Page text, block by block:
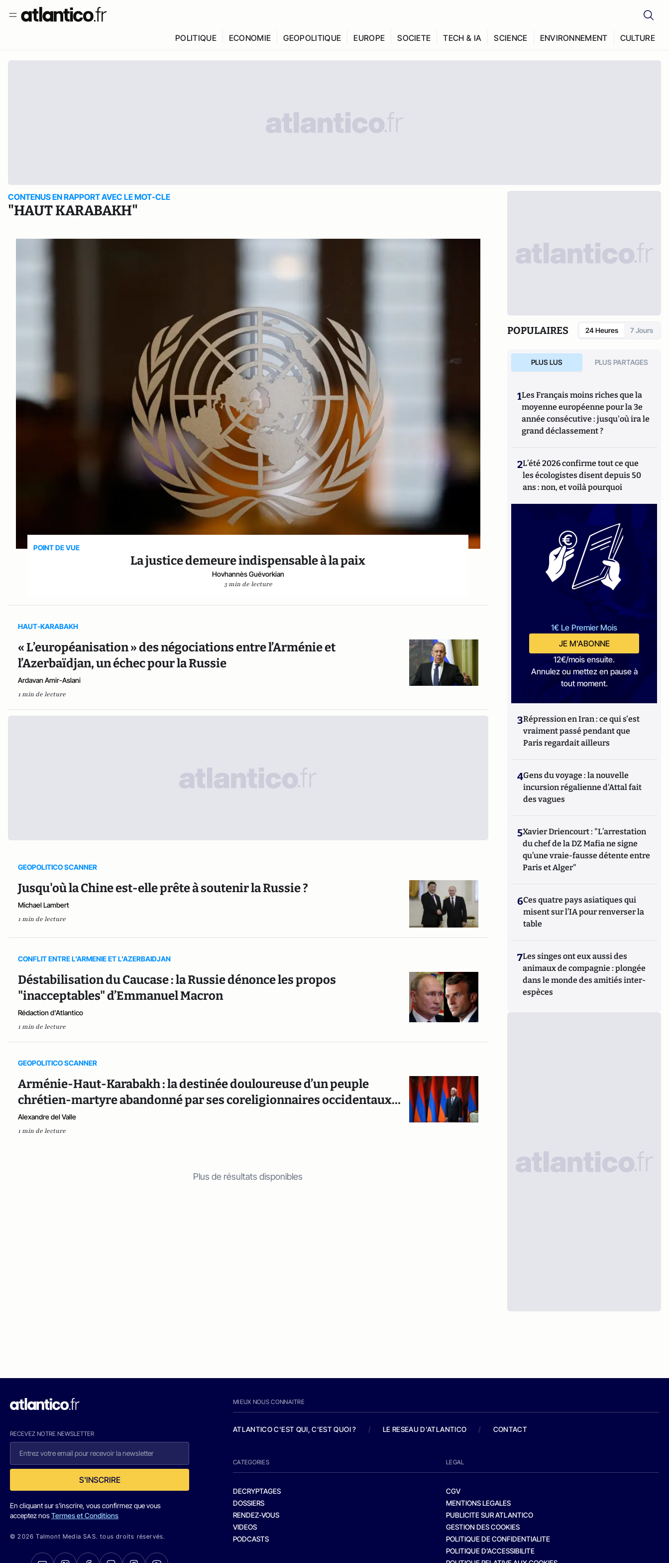
POLITIQUE ECONOMIE GEOPOLITIQUE EUROPE SOCIETE TECH & IA SCIENCE ENVIRONNEMENT CULTURE
CONTENUS EN RAPPORT AVEC LE MOT-CLE
"HAUT KARABAKH"
POINT DE VUE
La justice demeure indispensable à la paix
Hovhannès Guévorkian
3 min de lecture
HAUT-KARABAKH
« L’européanisation » des négociations entre l’Arménie et
l’Azerbaïdjan, un échec pour la Russie
Ardavan Amir-Aslani
1 min de lecture
GEOPOLITICO SCANNER
Jusqu'où la Chine est-elle prête à soutenir la Russie ?
Michael Lambert
1 min de lecture
CONFLIT ENTRE L'ARMENIE ET L'AZERBAIDJAN
Déstabilisation du Caucase : la Russie dénonce les propos
"inacceptables" d’Emmanuel Macron
Rédaction d'Atlantico
1 min de lecture
GEOPOLITICO SCANNER
Arménie-Haut-Karabakh : la destinée douloureuse d’un peuple
chrétien-martyre abandonné par ses coreligionnaires occidentaux…
Alexandre del Valle
1 min de lecture
Plus de résultats disponibles
POPULAIRES 24 Heures 7 Jours
PLUS LUS PLUS PARTAGES
1Les Français moins riches que la
moyenne européenne pour la 3e
année consécutive : jusqu'où ira le
grand déclassement ?
2L’été 2026 confirme tout ce que
les écologistes disent depuis 50
ans : non, et voilà pourquoi
1€ Le Premier Mois
JE M'ABONNE
12€/mois ensuite.
Annulez ou mettez en pause à
tout moment.
3Répression en Iran : ce qui s'est
vraiment passé pendant que
Paris regardait ailleurs
4Gens du voyage : la nouvelle
incursion régalienne d'Attal fait
des vagues
5Xavier Driencourt : "L’arrestation
du chef de la DZ Mafia ne signe
qu’une vraie-fausse détente entre
Paris et Alger"
6Ces quatre pays asiatiques qui
misent sur l’IA pour renverser la
table
7Les singes ont eux aussi des
animaux de compagnie : plongée
dans le monde des amitiés inter-
espèces
RECEVEZ NOTRE NEWSLETTER
S'INSCRIRE
En cliquant sur s'inscrire, vous confirmez que vous
acceptez nosTermes et Conditions
© 2026 Talmont Media SAS. tous droits réservés.
MIEUX NOUS CONNAITRE
ATLANTICO C'EST QUI, C'EST QUOI ? / LE RESEAU D'ATLANTICO / CONTACT
CATEGORIES
DECRYPTAGES
DOSSIERS
RENDEZ-VOUS
VIDEOS
PODCASTS
LEGAL
CGV
MENTIONS LEGALES
PUBLICITE SUR ATLANTICO
GESTION DES COOKIES
POLITIQUE DE CONFIDENTIALITE
POLITIQUE D’ACCESSIBILITE